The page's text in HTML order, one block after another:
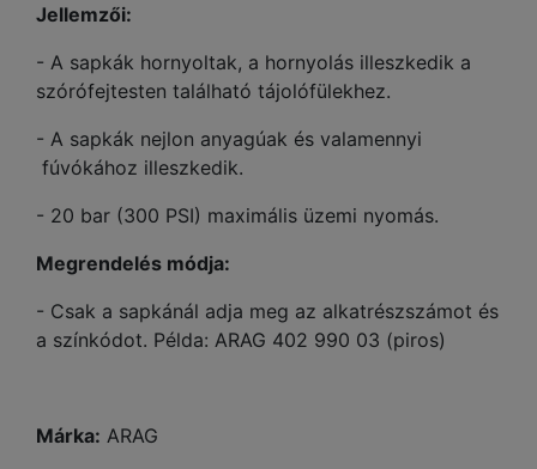
Jellemzői:
- A sapkák hornyoltak, a hornyolás illeszkedik a
szórófejtesten található tájolófülekhez.
- A sapkák nejlon anyagúak és valamennyi
fúvókához illeszkedik.
- 20 bar (300 PSI) maximális üzemi nyomás.
Megrendelés módja:
- Csak a sapkánál adja meg az alkatrészszámot és
a színkódot. Példa: ARAG 402 990 03 (piros)
Márka: ARAG